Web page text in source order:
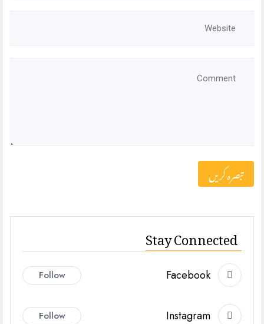
Stay Connected
Facebook
Follow
Instagram
Follow